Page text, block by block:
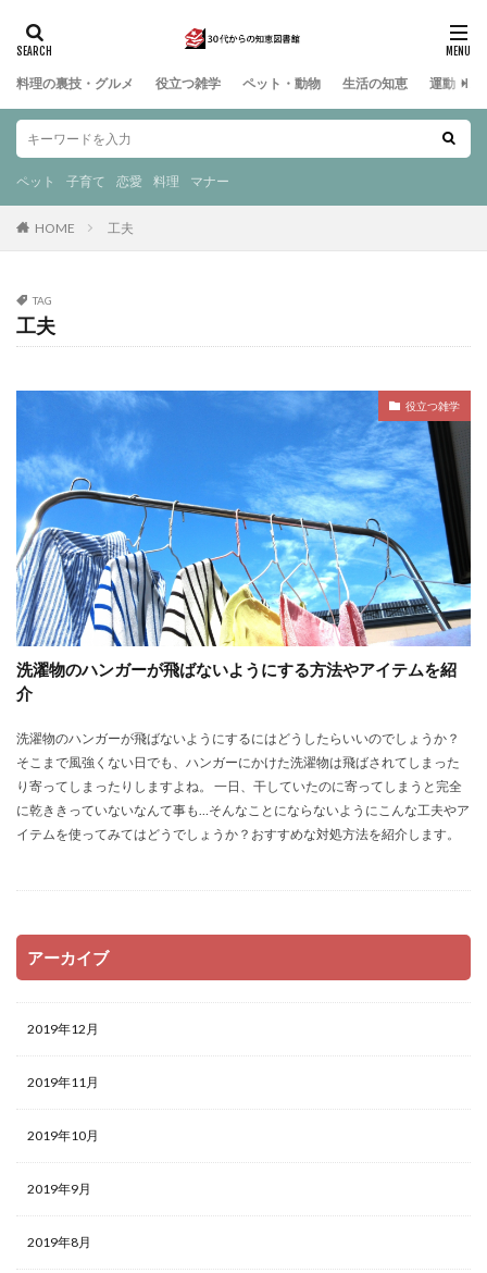
料理の裏技・グルメ 役立つ雑学 ペット・動物 生活の知恵 運動・ス
ペット 子育て 恋愛 料理 マナー
HOME 工夫
TAG
工夫
役立つ雑学
洗濯物のハンガーが飛ばないようにする方法やアイテムを紹
介
洗濯物のハンガーが飛ばないようにするにはどうしたらいいのでしょうか？
そこまで風強くない日でも、ハンガーにかけた洗濯物は飛ばされてしまった
り寄ってしまったりしますよね。 一日、干していたのに寄ってしまうと完全
に乾ききっていないなんて事も…そんなことにならないようにこんな工夫やア
イテムを使ってみてはどうでしょうか？おすすめな対処方法を紹介します。
アーカイブ
2019年12月
2019年11月
2019年10月
2019年9月
2019年8月